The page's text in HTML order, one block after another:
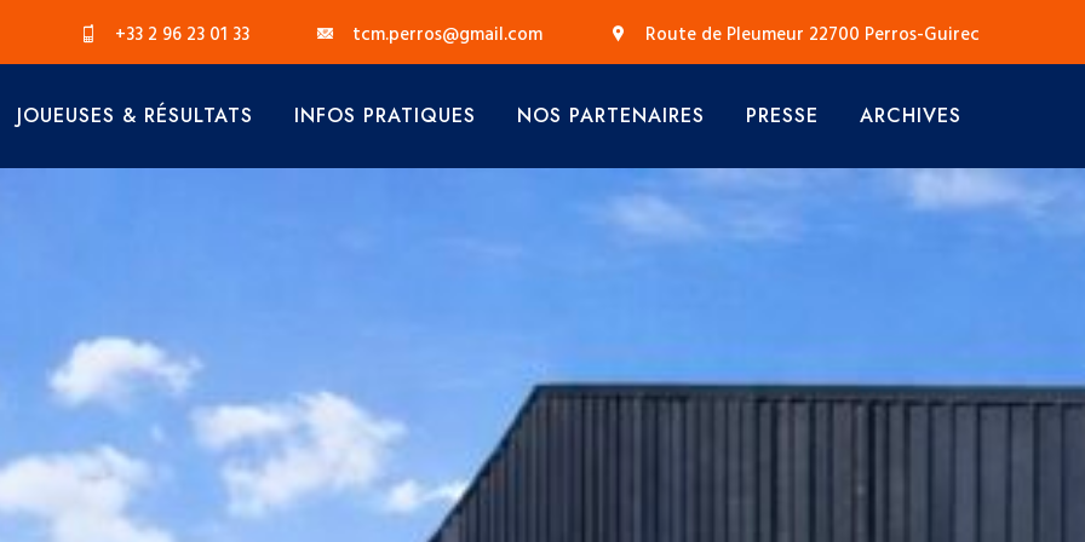
+33 2 96 23 01 33 tcm.perros@gmail.com Route de Pleumeur 22700 Perros-Guirec
JOUEUSES & RÉSULTATS INFOS PRATIQUES NOS PARTENAIRES PRESSE ARCHIVES